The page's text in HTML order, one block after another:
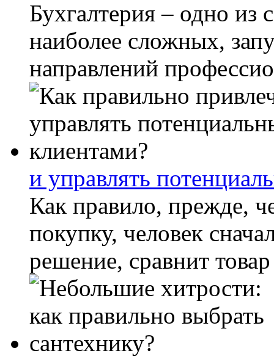
Бухгалтерия – одно
наиболее сложных,
направлений
и управлять
Как правило, прежде,
покупку, человек
решение, сравнит